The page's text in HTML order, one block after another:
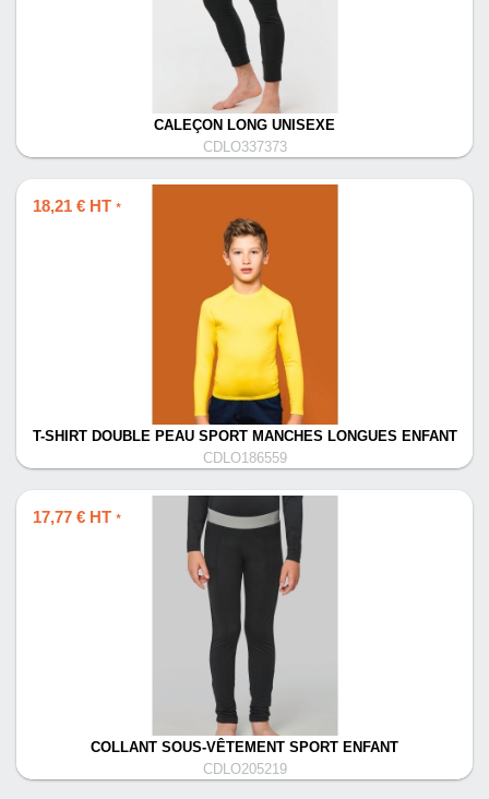
CALEÇON LONG UNISEXE
CDLO337373
18,21 € HT *
T-SHIRT DOUBLE PEAU SPORT MANCHES LONGUES ENFANT
CDLO186559
17,77 € HT *
COLLANT SOUS-VÊTEMENT SPORT ENFANT
CDLO205219